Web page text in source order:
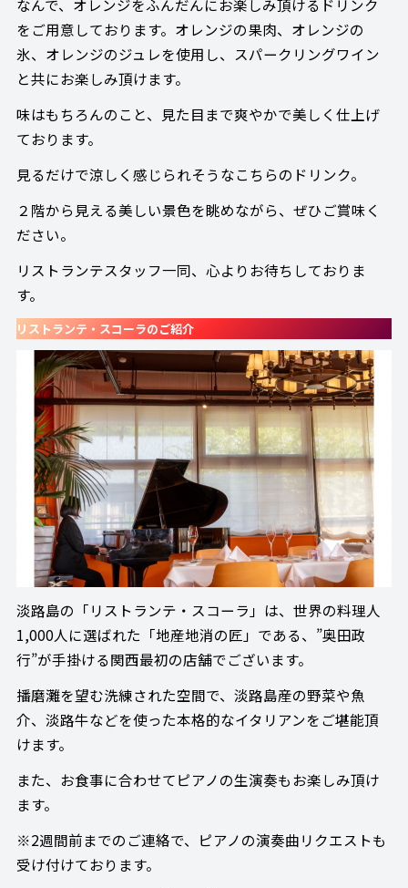
なんで、オレンジをふんだんにお楽しみ頂けるドリンク
をご用意しております。オレンジの果肉、オレンジの
氷、オレンジのジュレを使用し、スパークリングワイン
と共にお楽しみ頂けます。
味はもちろんのこと、見た目まで爽やかで美しく仕上げ
ております。
見るだけで涼しく感じられそうなこちらのドリンク。
２階から見える美しい景色を眺めながら、ぜひご賞味く
ださい。
リストランテスタッフ一同、心よりお待ちしておりま
す。
リストランテ・スコーラのご紹介
淡路島の「リストランテ・スコーラ」は、世界の料理人
1,000人に選ばれた「地産地消の匠」である、”奥田政
行”が手掛ける関西最初の店舗でございます。
播磨灘を望む洗練された空間で、淡路島産の野菜や魚
介、淡路牛などを使った本格的なイタリアンをご堪能頂
けます。
また、お食事に合わせてピアノの生演奏もお楽しみ頂け
ます。
※2週間前までのご連絡で、ピアノの演奏曲リクエストも
受け付けております。